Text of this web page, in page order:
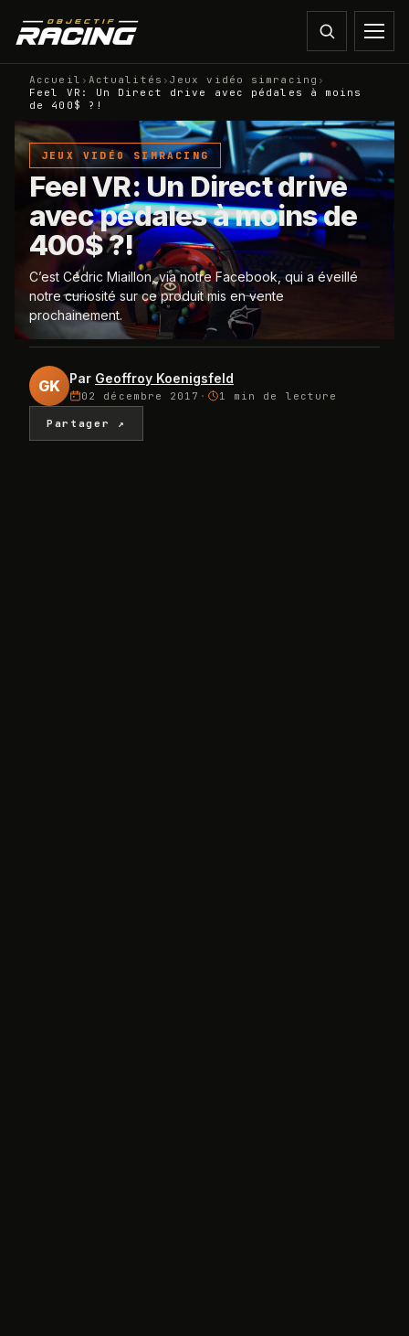
Accueil › Actualités › Jeux vidéo simracing ›
Feel VR: Un Direct drive avec pédales à moins
de 400$ ?!
JEUX VIDÉO SIMRACING
Feel VR: Un Direct drive
avec pédales à moins de
400$ ?!
C’est Cédric Miaillon, via notre Facebook, qui a éveillé
notre curiosité sur ce produit mis en vente
prochainement.
GK Par Geoffroy Koenigsfeld
02 décembre 2017 · 1 min de lecture
Partager ↗